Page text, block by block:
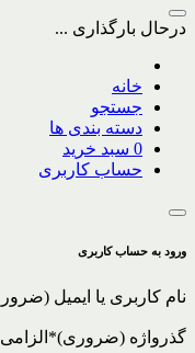
درحال بارگذاری ...
خانه
جستجو
دسته بندی ها
0 سبد خرید
حساب کاربری
ورود به حساب کاربری
نام کاربری یا ایمیل
گذرواژه * الزامی